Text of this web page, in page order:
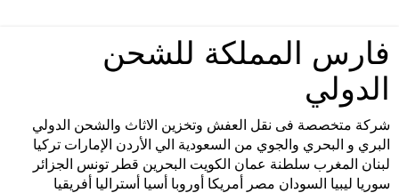
فارس المملكة للشحن
الدولي
شركة متخصصة فى نقل العفش وتخزين الاثاث والشحن الدولي
البري و البحري والجوي من السعودية الي الأردن الإمارات تركيا
لبنان المغرب سلطنة عمان الكويت البحرين قطر تونس الجزائر
سوريا ليبيا السودان مصر أمريكا أوروبا أسيا أستراليا أفريقيا